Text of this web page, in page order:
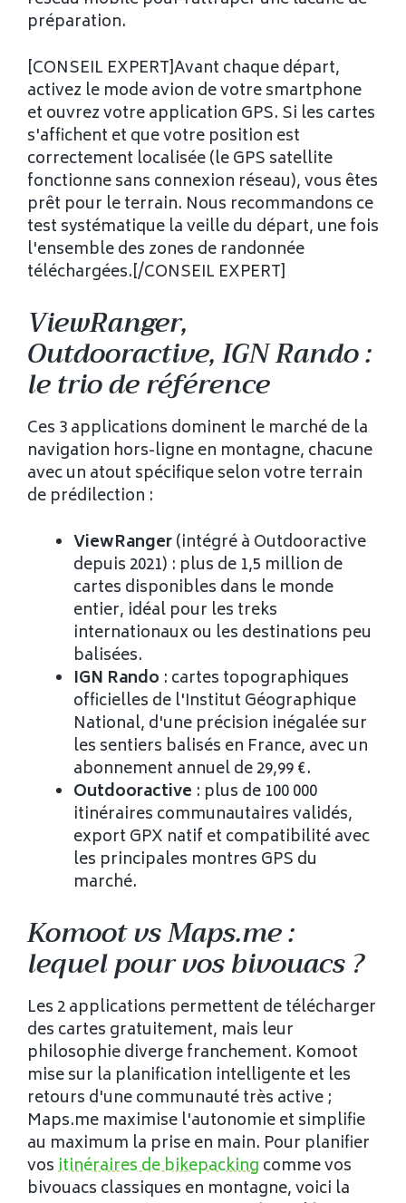
préparation.
[CONSEIL EXPERT]Avant chaque départ,
activez le mode avion de votre smartphone
et ouvrez votre application GPS. Si les cartes
s'affichent et que votre position est
correctement localisée (le GPS satellite
fonctionne sans connexion réseau), vous êtes
prêt pour le terrain. Nous recommandons ce
test systématique la veille du départ, une fois
l'ensemble des zones de randonnée
téléchargées.[/CONSEIL EXPERT]
ViewRanger,
Outdooractive, IGN Rando :
le trio de référence
Ces 3 applications dominent le marché de la
navigation hors-ligne en montagne, chacune
avec un atout spécifique selon votre terrain
de prédilection :
ViewRanger(intégré à Outdooractive
depuis 2021) : plus de 1,5 million de
cartes disponibles dans le monde
entier, idéal pour les treks
internationaux ou les destinations peu
balisées.
IGN Rando : cartes topographiques
officielles de l'Institut Géographique
National, d'une précision inégalée sur
les sentiers balisés en France, avec un
abonnement annuel de 29,99 €.
Outdooractive : plus de 100 000
itinéraires communautaires validés,
export GPX natif et compatibilité avec
les principales montres GPS du
marché.
Komoot vs Maps.me :
lequel pour vos bivouacs ?
Les 2 applications permettent de télécharger
des cartes gratuitement, mais leur
philosophie diverge franchement. Komoot
mise sur la planification intelligente et les
retours d'une communauté très active ;
Maps.me maximise l'autonomie et simplifie
au maximum la prise en main. Pour planifier
vositinéraires de bikepacking comme vos
bivouacs classiques en montagne, voici la